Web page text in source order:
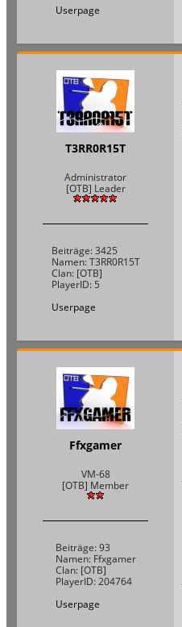
Userpage
T3RR0R15T
Administrator
[OTB] Leader
Beiträge: 3425
Namen: T3RR0R15T
Clan: [OTB]
PlayerID: 5
Userpage
Ffxgamer
VM-68
[OTB] Member
Beiträge: 93
Namen: Ffxgamer
Clan: [OTB]
PlayerID: 204764
Userpage